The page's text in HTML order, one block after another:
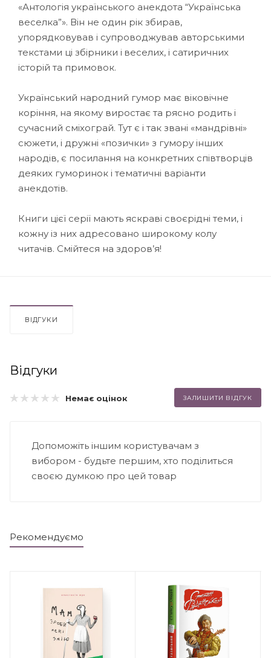
«Антологія українського анекдота “Українська
веселка”». Він не один рік збирав,
упорядковував і супроводжував авторськими
текстами ці збірники і веселих, і сатиричних
історій та примовок.
Український народний гумор має віковічне
коріння, на якому виростає та рясно родить і
сучасний сміхограй. Тут є і так звані «мандрівні»
сюжети, і дружні «позички» з гумору інших
народів, є посилання на конкретних співтворців
деяких гуморинок і тематичні варіанти
анекдотів.
Книги цієї серії мають яскраві своєрідні теми, і
кожну із них адресовано широкому колу
читачів. Смійтеся на здоров’я!
ВІДГУКИ
Відгуки
Немає оцінок ЗАЛИШИТИ ВІДГУК
Допоможіть іншим користувачам з
вибором - будьте першим, хто поділиться
своєю думкою про цей товар
Рекомендуємо